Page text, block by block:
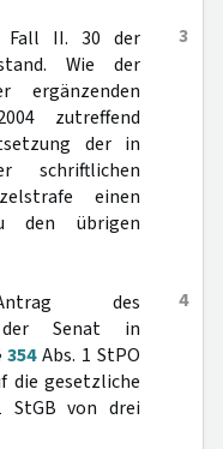
3
Fall II. 30 der
Wie der
ergänzenden
zutreffend
der in
schriftlichen
einen
den übrigen
4
des
der Senat in
354Abs. 1 StPO
die gesetzliche
von drei